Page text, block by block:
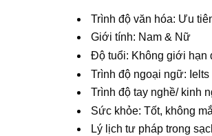
Trình độ văn hóa: Ưu
Giới tính: Nam & Nữ
Độ tuổi: Không giới hạn
Trình độ ngoại ngữ:
Trình độ tay nghề/ kinh
Sức khỏe: Tốt, không
Lý lịch tư pháp trong